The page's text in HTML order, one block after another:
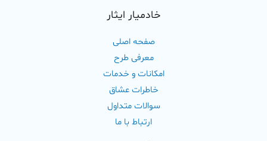
خادمیار ایثار
صفحه اصلی
معرفی طرح
امکانات و خدمات
خاطرات عشاق
سوالات متداول
ارتباط با ما